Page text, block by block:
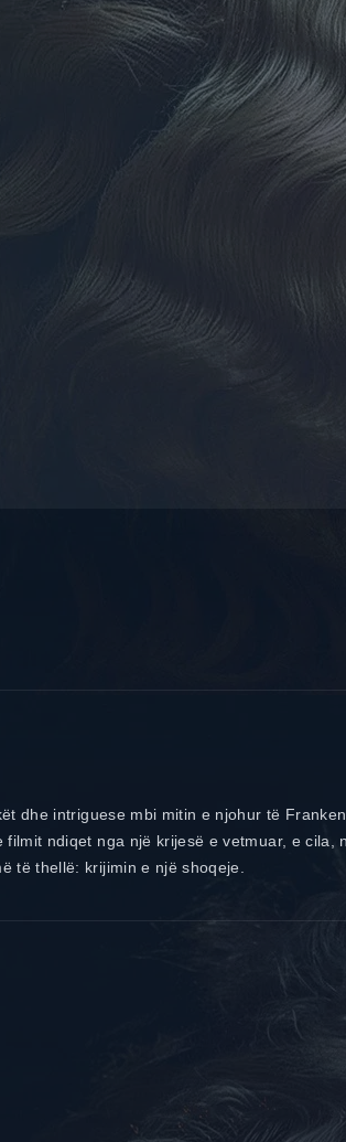
dhe intriguese mbi mitin e njohur të
ndiqet nga një krijesë e vetmuar, e cila,
të thellë: krijimin e një shoqeje.